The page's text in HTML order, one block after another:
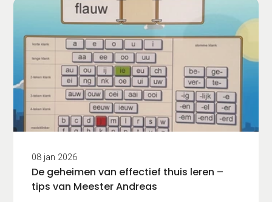
08 jan 2026
De geheimen van effectief thuis leren –
tips van Meester Andreas